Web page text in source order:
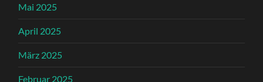
Mai 2025
April 2025
März 2025
Februar 2025